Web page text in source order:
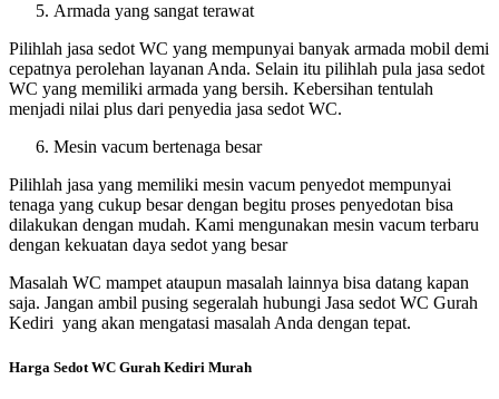
Armada yang sangat terawat
Pilihlah jasa sedot WC yang mempunyai banyak armada mobil demi
cepatnya perolehan layanan Anda. Selain itu pilihlah pula jasa sedot
WC yang memiliki armada yang bersih. Kebersihan tentulah
menjadi nilai plus dari penyedia jasa sedot WC.
Mesin vacum bertenaga besar
Pilihlah jasa yang memiliki mesin vacum penyedot mempunyai
tenaga yang cukup besar dengan begitu proses penyedotan bisa
dilakukan dengan mudah. Kami mengunakan mesin vacum terbaru
dengan kekuatan daya sedot yang besar
Masalah WC mampet ataupun masalah lainnya bisa datang kapan
saja. Jangan ambil pusing segeralah hubungi Jasa sedot WC Gurah
Kediri yang akan mengatasi masalah Anda dengan tepat.
Harga Sedot WC Gurah Kediri Murah